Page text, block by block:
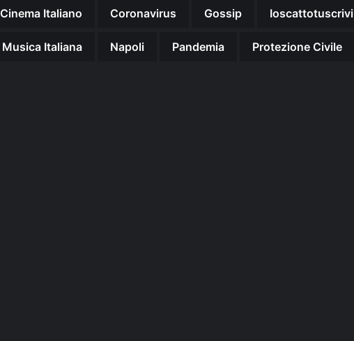
Cinema Italiano Coronavirus Gossip Ioscattotuscrivi
Musica Italiana Napoli Pandemia Protezione Civile